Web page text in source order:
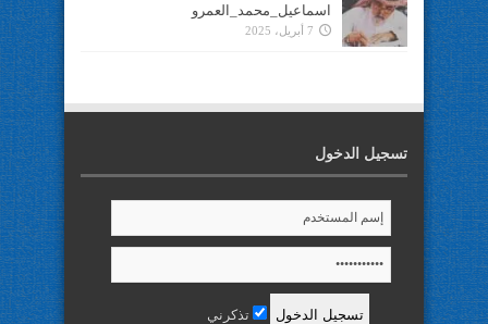
اسماعيل_محمد_العمرو
7 أبريل، 2025
تسجيل الدخول
تذكرني